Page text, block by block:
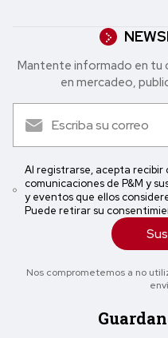
Mantente informado en tu
en mercadeo,
Al registrarse, acepta
comunicaciones de P&M y
y eventos que ellos
Puede retirar su
Nos comprometemos a no